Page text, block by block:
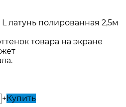
L латунь полированная 2,5м
товара на экране
+Купить